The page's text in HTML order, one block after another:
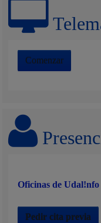
Comenzar
Oficinas de Udal!nfo
Pedir cita previa